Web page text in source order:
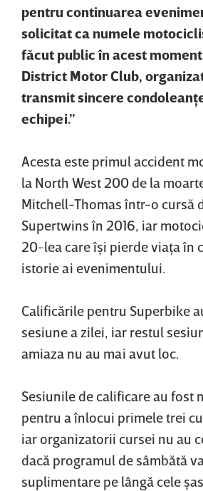
pentru continuarea
solicitat ca numele
făcut public în acest
District Motor Club,
transmit sincere
echipei.”
Acesta este primul accident
la North West 200 de la
Mitchell-Thomas într-o cursă
Supertwins în 2016, iar
20-lea care îşi pierde viaţa în
istorie ai evenimentului.
Calificările pentru Superbike
sesiune a zilei, iar restul
amiaza nu au mai avut loc.
Sesiunile de calificare au fost
pentru a înlocui primele trei
iar organizatorii cursei nu au
dacă programul de sâmbătă
suplimentare pe lângă cele